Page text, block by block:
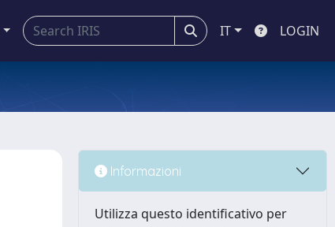
IT LOGIN
Informazioni
Utilizza questo identificativo per